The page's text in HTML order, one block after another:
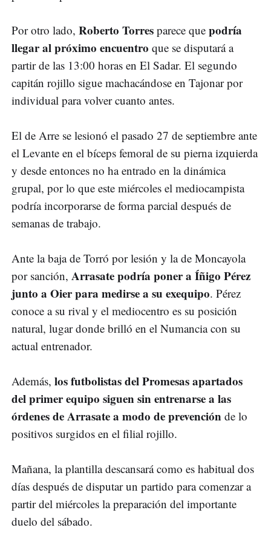
Por otro lado, Roberto Torres parece que podría
llegar al próximo encuentro que se disputará a
partir de las 13:00 horas en El Sadar. El segundo
capitán rojillo sigue machacándose en Tajonar por
individual para volver cuanto antes.
El de Arre se lesionó el pasado 27 de septiembre ante
el Levante en el bíceps femoral de su pierna izquierda
y desde entonces no ha entrado en la dinámica
grupal, por lo que este miércoles el mediocampista
podría incorporarse de forma parcial después de
semanas de trabajo.
Ante la baja de Torró por lesión y la de Moncayola
por sanción, Arrasate podría poner a Íñigo Pérez
junto a Oier para medirse a su exequipo. Pérez
conoce a su rival y el mediocentro es su posición
natural, lugar donde brilló en el Numancia con su
actual entrenador.
Además, los futbolistas del Promesas apartados
del primer equipo siguen sin entrenarse a las
órdenes de Arrasate a modo de prevención de lo
positivos surgidos en el filial rojillo.
Mañana, la plantilla descansará como es habitual dos
días después de disputar un partido para comenzar a
partir del miércoles la preparación del importante
duelo del sábado.